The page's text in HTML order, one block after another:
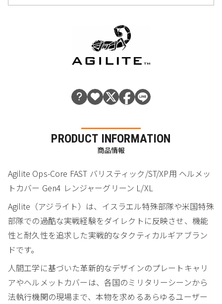
PRODUCT INFORMATION
商品情報
Agilite Ops-Core FAST バリスティック/ST/XP用 ヘルメッ
トカバー Gen4 レンジャーグリーン L/XL
Agilite（アジライト）は、イスラエル特殊部隊や米国特殊
部隊での過酷な実戦経験をダイレクトに反映させ、機能
性と耐久性を追求した実戦的なタクティカルギアブラン
ドです。
人間工学に基づいた革新的なデザインのプレートキャリ
アやヘルメットカバーは、各国のミリタリーシーンから
法執行機関の現場まで、本物を求めるあらゆるユーザー